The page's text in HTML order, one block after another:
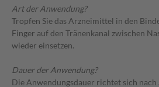
Art der Anwendung?
Tropfen Sie das Arzneimittel in den
Finger auf den Tränenkanal zwischen
wieder einsetzen.
Dauer der Anwendung?
Die Anwendungsdauer richtet sich